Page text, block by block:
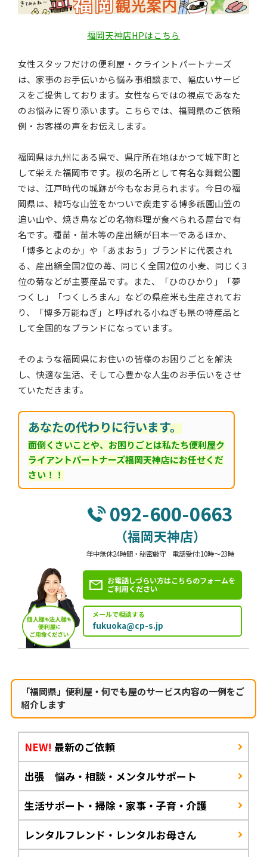
福岡天神店HPはこちら
女性スタッフだけの便利屋・クライントパートナーズ
は、家事のお手伝いから悩み事相談まで、幅広いサービ
スをご提供しております。女性ならではの視点であなた
のお悩みに寄り添います。こちらでは、福岡県のご依頼
例・お客様の声をお伝えします。
福岡県は九州にある県で、県庁所在地はかつて城下町と
して栄えた福岡市です。桜の名所として有名な舞鶴公園
では、江戸時代の城跡が今もなお見られます。今日の福
岡県は、精巧な山笠をかついで疾走する博多祇園山笠の
追い山や、焼き鳥などの名物料理が食べられる屋台で有
名です。種苗・苗木等の産出額が日本一であるほか、
「博多とよのか」や「あまおう」ブランドに代表され
る、産出額全国2位の苺、同じく全国2位の小麦、同じく3
位の菊などが主要産品です。また、「ひのひかり」「夢
つくし」「つくしろまん」などの県産米も生産されてお
り、「博多万能ねぎ」と呼ばれる小ねぎも県の特産品と
して全国的なブランドになっています。
そのような福岡県にお住いの皆様のお困りごとを解決
し、快適な生活、そして心豊かな人生のお手伝いをさせ
ていただきます。
あなたの代わりに行います。
面倒くさいことや、お困りごとは私たち便利屋ク
ライアントパートナーズ福岡天神店にお任せくだ
さい！！
092-600-0663
（福岡天神店）
年中無休24時間・秘密厳守 電話受付:10時～23時
お電話しづらい方はこちらのフォームを
ご利用ください
メールで相談する
fukuoka@cp-s.jp
「福岡県」便利屋・何でも屋のサービス内容の一例をご
紹介します
NEW! 最新のご依頼
出張 悩み・相談・メンタルサポート
生活サポート・掃除・家事・子育・介護
レンタルフレンド・レンタルお母さん